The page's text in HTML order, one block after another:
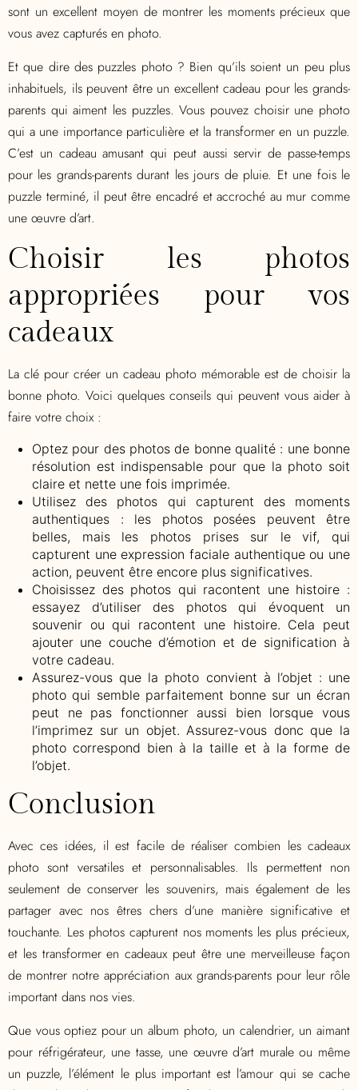
sont un excellent moyen de montrer les moments précieux que
vous avez capturés en photo.
Et que dire des puzzles photo ? Bien qu’ils soient un peu plus
inhabituels, ils peuvent être un excellent cadeau pour les grands-
parents qui aiment les puzzles. Vous pouvez choisir une photo
qui a une importance particulière et la transformer en un puzzle.
C’est un cadeau amusant qui peut aussi servir de passe-temps
pour les grands-parents durant les jours de pluie. Et une fois le
puzzle terminé, il peut être encadré et accroché au mur comme
une œuvre d’art.
Choisir les photos
appropriées pour vos
cadeaux
La clé pour créer un cadeau photo mémorable est de choisir la
bonne photo. Voici quelques conseils qui peuvent vous aider à
faire votre choix :
Optez pour des photos de bonne qualité : une bonne
résolution est indispensable pour que la photo soit
claire et nette une fois imprimée.
Utilisez des photos qui capturent des moments
authentiques : les photos posées peuvent être
belles, mais les photos prises sur le vif, qui
capturent une expression faciale authentique ou une
action, peuvent être encore plus significatives.
Choisissez des photos qui racontent une histoire :
essayez d’utiliser des photos qui évoquent un
souvenir ou qui racontent une histoire. Cela peut
ajouter une couche d’émotion et de signification à
votre cadeau.
Assurez-vous que la photo convient à l’objet : une
photo qui semble parfaitement bonne sur un écran
peut ne pas fonctionner aussi bien lorsque vous
l’imprimez sur un objet. Assurez-vous donc que la
photo correspond bien à la taille et à la forme de
l’objet.
Conclusion
Avec ces idées, il est facile de réaliser combien les cadeaux
photo sont versatiles et personnalisables. Ils permettent non
seulement de conserver les souvenirs, mais également de les
partager avec nos êtres chers d’une manière significative et
touchante. Les photos capturent nos moments les plus précieux,
et les transformer en cadeaux peut être une merveilleuse façon
de montrer notre appréciation aux grands-parents pour leur rôle
important dans nos vies.
Que vous optiez pour un album photo, un calendrier, un aimant
pour réfrigérateur, une tasse, une œuvre d’art murale ou même
un puzzle, l’élément le plus important est l’amour qui se cache